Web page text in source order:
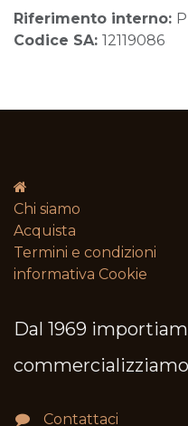
Riferimento interno:
Codice SA: 12119086
Chi siamo
Acquista
Termini e condizioni​
informativa Cookie
Dal 1969
Contattaci